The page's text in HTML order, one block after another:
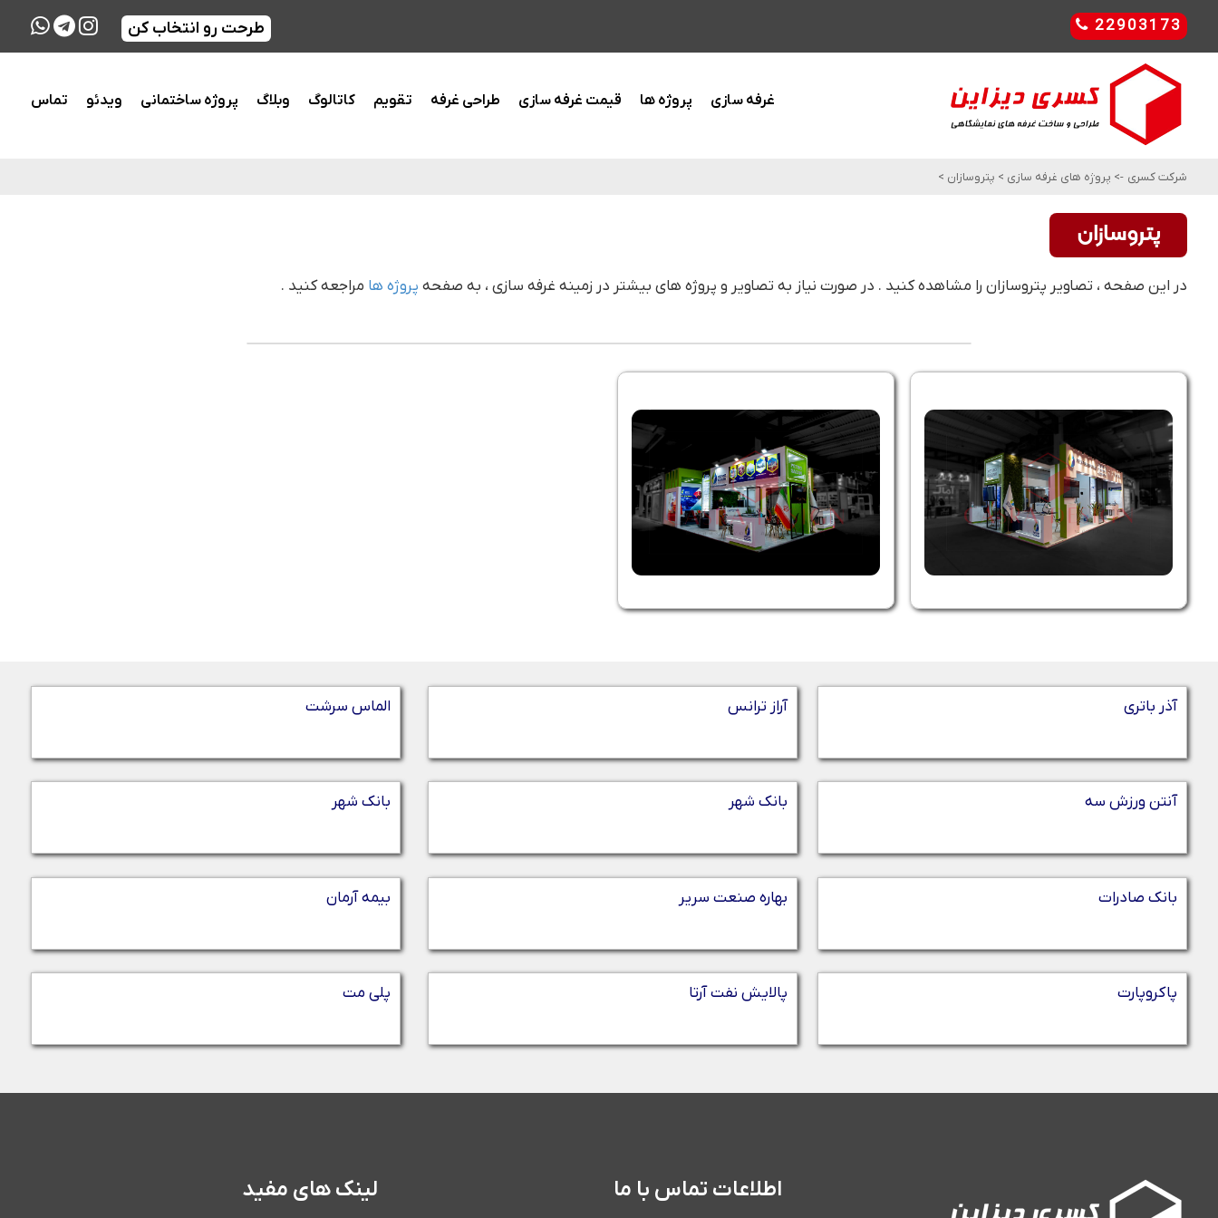
22903173 طرحت رو انتخاب کن
غرفه سازی پروژه ها قیمت غرفه سازی طراحی غرفه تقویم کاتالوگ وبلاگ پروژه ساختمانی ویدئو تماس
شرکت کسری -> پروژه های غرفه سازی > پتروسازان >
پتروسازان
در این صفحه ، تصاویر پتروسازان را مشاهده کنید . در صورت نیاز به تصاویر و پروژه های بیشتر در زمینه غرفه سازی ، به صفحه پروژه ها مراجعه کنید .
آذر باتری آراز ترانس الماس سرشت
آنتن ورزش سه بانک شهر بانک شهر
بانک صادرات بهاره صنعت سریر بیمه آرمان
پاکروپارت پالایش نفت آرتا پلی مت
اطلاعات تماس با ما لینک های مفید